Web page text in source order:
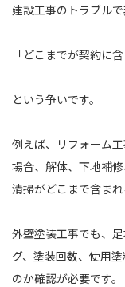
建設工事のトラブルで
「どこまでが契約に
という争いです。
例えば、リフォーム
場合、解体、下地補
清掃がどこまで含ま
外壁塗装工事でも、
グ、塗装回数、使用
のか確認が必要です。